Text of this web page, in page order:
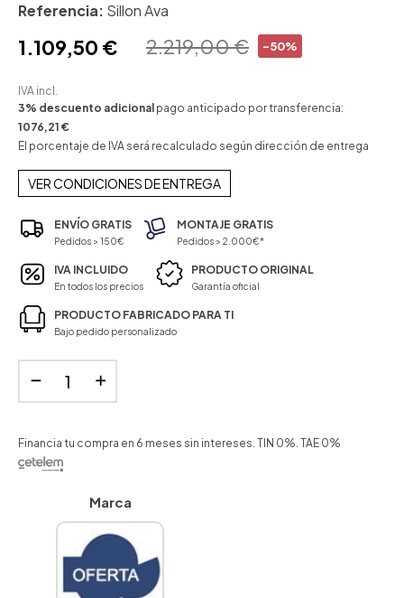
Referencia: Sillon Ava
-50%
2.219,00 €
1.109,50 €
IVA incl.
3% descuento adicional pago anticipado por transferencia:
1076,21 €
El porcentaje de IVA será recalculado según dirección de entrega
VER CONDICIONES DE ENTREGA
ENVÍO GRATIS
Pedidos > 150€
MONTAJE GRATIS
Pedidos > 2.000€*
IVA INCLUIDO
En todos los precios
PRODUCTO ORIGINAL
Garantía oficial
PRODUCTO FABRICADO PARA TI
Bajo pedido personalizado
Financia tu compra en 6 meses sin intereses. TIN 0%. TAE 0%
Marca